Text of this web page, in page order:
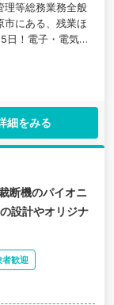
理等総務業務全般
市にある、残業ほ
日！電子・電気機
です。
細をみる
断機のパイオニ
設計やオリジナ
者歓迎